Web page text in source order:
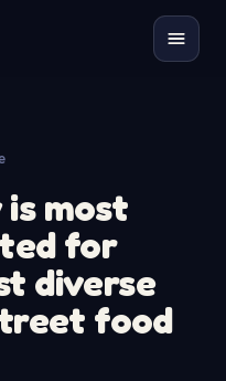
most
for
diverse
food